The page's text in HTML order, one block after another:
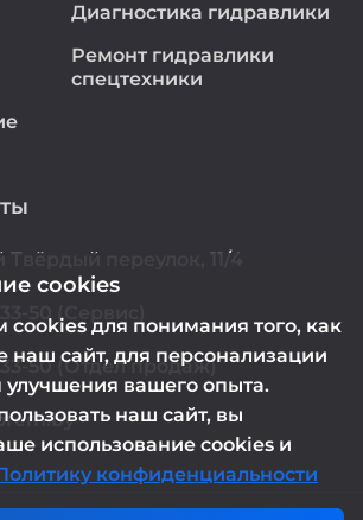
Диагностика гидравлики
Ремонт гидравлики
спецтехники
Твёрдый переулок, 11/4
33-50 (Сервис)
33-50 (Отдел продаж)
cookies
cookies для понимания того, как
наш сайт, для персонализации
улучшения вашего опыта.
наш сайт, вы
использование cookies и
конфиденциальности